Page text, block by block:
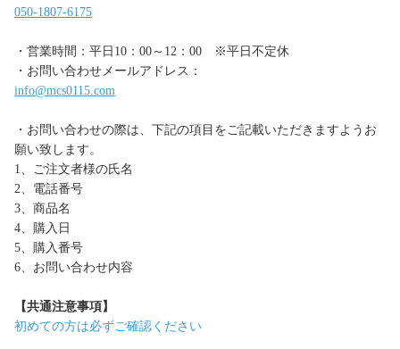
050-1807-6175
・営業時間：平日10：00～12：00 ※平日不定休
・お問い合わせメールアドレス：
info@mcs0115.com
・お問い合わせの際は、下記の項目をご記載いただきますようお
願い致します。
1、ご注文者様の氏名
2、電話番号
3、商品名
4、購入日
5、購入番号
6、お問い合わせ内容
【共通注意事項】
初めての方は必ずご確認ください